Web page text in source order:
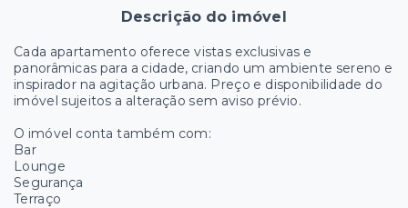
Descrição do imóvel
Cada apartamento oferece vistas exclusivas e
panorâmicas para a cidade, criando um ambiente sereno e
inspirador na agitação urbana. Preço e disponibilidade do
imóvel sujeitos a alteração sem aviso prévio.
O imóvel conta também com:
Bar
Lounge
Segurança
Terraço